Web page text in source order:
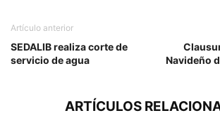
Artículo anterior
SEDALIB realiza corte de
servicio de agua
Navideño
ARTÍCULOS